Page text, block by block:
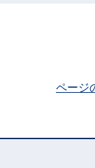
ページ